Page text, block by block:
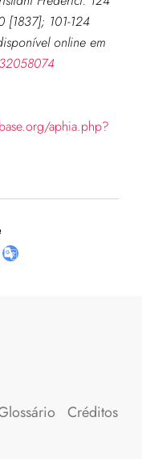
[1837]; 101-124
online em
aphia.php?
Créditos